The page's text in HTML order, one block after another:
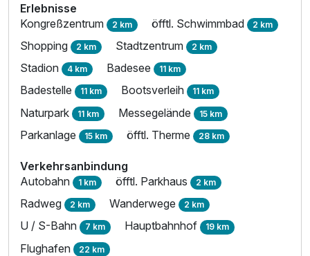
Ausstattung
Für 3 Tage p.P. ab
Studio
2 Erwachsene und 1 Kind
Erlebnisse
Kongreßzentrum 2 km öfftl. Schwimmbad 2 km
Shopping 2 km Stadtzentrum 2 km
Stadion 4 km Badesee 11 km
Badestelle 11 km Bootsverleih 11 km
Naturpark 11 km Messegelände 15 km
Parkanlage 15 km öfftl. Therme 28 km
Verkehrsanbindung
Autobahn 1 km öfftl. Parkhaus 2 km
Radweg 2 km Wanderwege 2 km
U / S-Bahn 7 km Hauptbahnhof 19 km
Flughafen 22 km